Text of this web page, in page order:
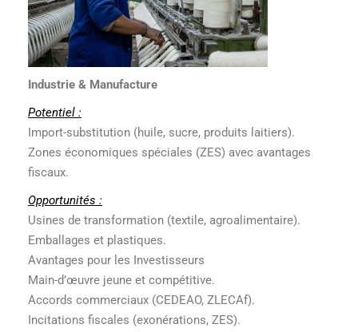
Industrie & Manufacture
Potentiel :
Import-substitution (huile, sucre, produits laitiers).
Zones économiques spéciales (ZES) avec avantages
fiscaux.
Opportunités :
Usines de transformation (textile, agroalimentaire).
Emballages et plastiques.
Avantages pour les Investisseurs
Main-d’œuvre jeune et compétitive.
Accords commerciaux (CEDEAO, ZLECAf).
Incitations fiscales (exonérations, ZES).